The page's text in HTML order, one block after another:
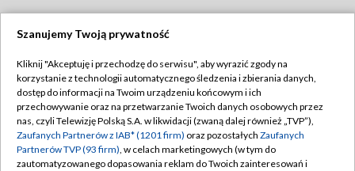
TVP
Abonament TVP
Emisja w TVP
Centrum informacji TVP
Regulamin TVP
Polityka prywatności
Moje zgody
Szanujemy Twoją prywatność
Kliknij "Akceptuję i przechodzę do serwisu", aby wyrazić zgody na
korzystanie z technologii automatycznego śledzenia i zbierania danych,
dostęp do informacji na Twoim urządzeniu końcowym i ich
przechowywanie oraz na przetwarzanie Twoich danych osobowych przez
nas, czyli Telewizję Polską S.A. w likwidacji (zwaną dalej również „TVP”),
Zaufanych Partnerów z IAB* (1201 firm) oraz pozostałych Zaufanych
Partnerów TVP (93 firm), w celach marketingowych (w tym do
zautomatyzowanego dopasowania reklam do Twoich zainteresowań i